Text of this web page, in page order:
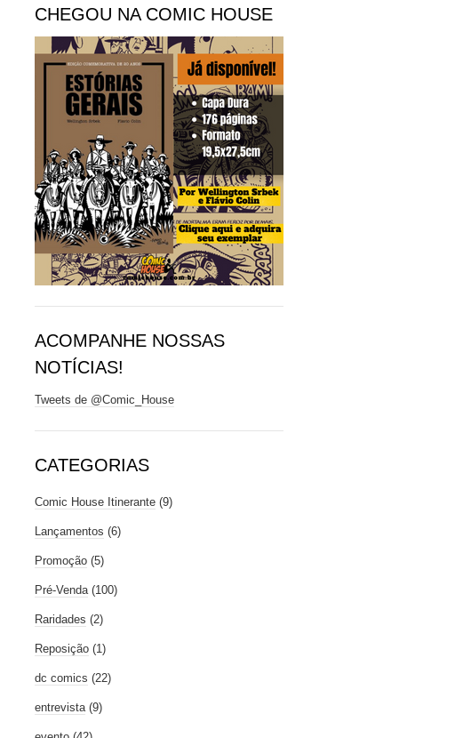
CHEGOU NA COMIC HOUSE
ACOMPANHE NOSSAS
NOTÍCIAS!
Tweets de @Comic_House
CATEGORIAS
Comic House Itinerante (9)
Lançamentos (6)
Promoção (5)
Pré-Venda (100)
Raridades (2)
Reposição (1)
dc comics (22)
entrevista (9)